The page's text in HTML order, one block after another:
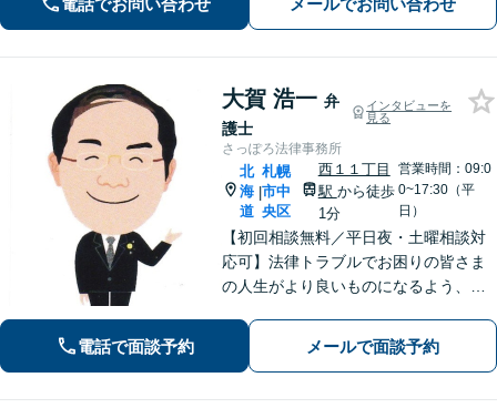
徒歩1分】
大賀 浩一 弁
護士
インタビューを
見る
さっぽろ法律事務所
北
海
道
|
札幌
市中
央区
西１１丁目
駅 から徒歩
1分
営業時間：09:0
0~17:30（平
日）
【初回相談無料／平日夜・土曜相談対
応可】法律トラブルでお困りの皆さま
の人生がより良いものになるよう、誠
や、離婚、相続、不動産など、お気軽
にご相談ください。 ※電話やメールで
電話で面談予約 メールで面談予約